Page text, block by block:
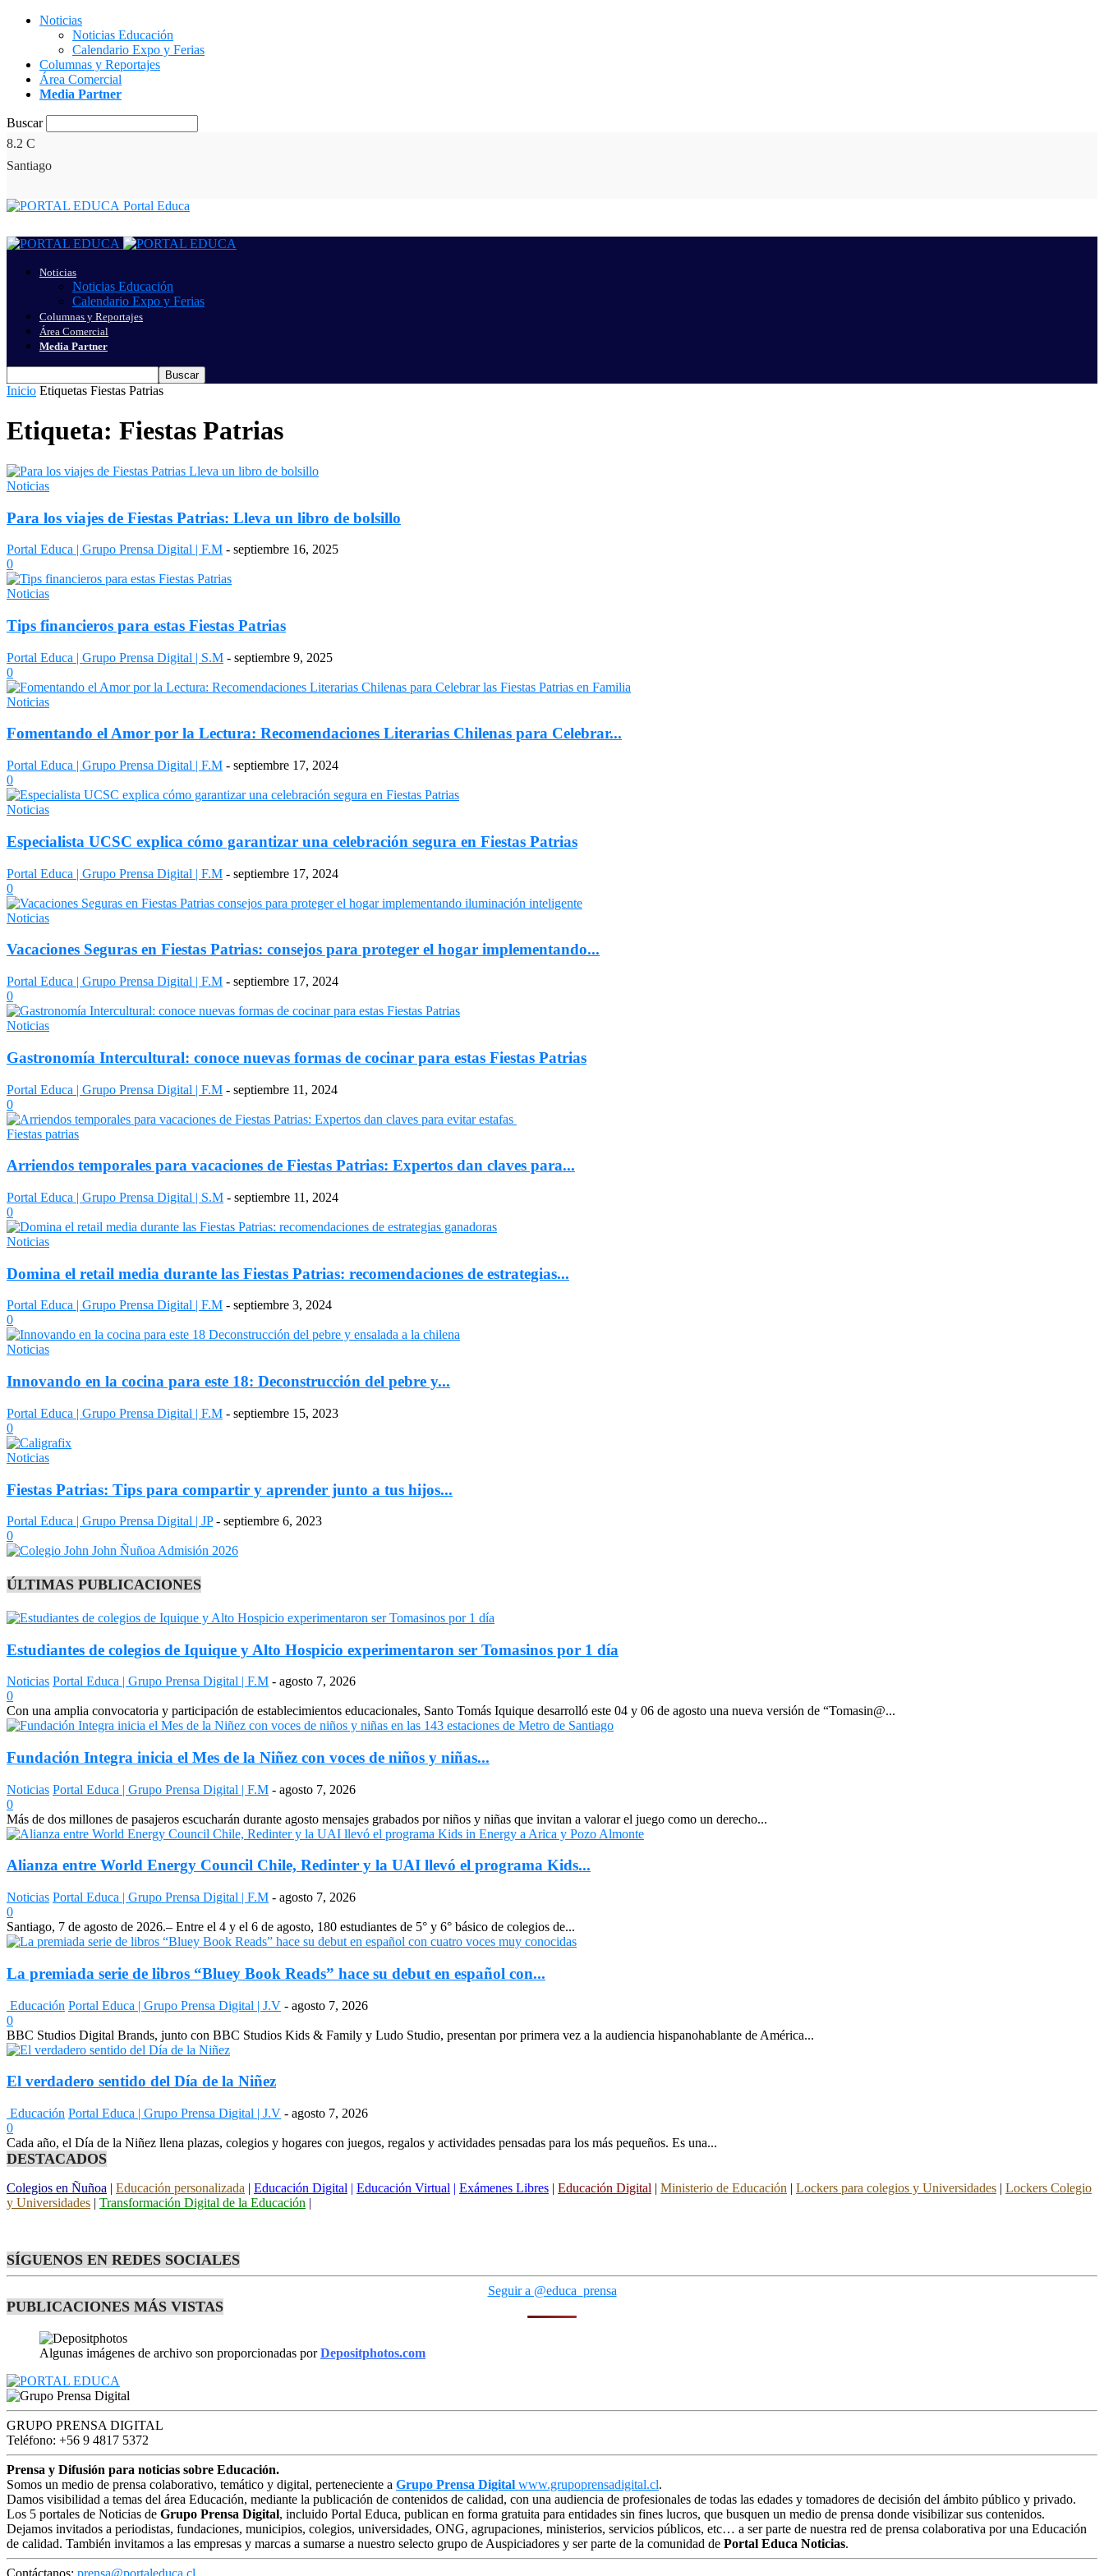
Noticias
Noticias Educación
Calendario Expo y Ferias
Columnas y Reportajes
Área Comercial
Media Partner
Buscar
8.2 C
Santiago
Portal Educa
Noticias
Noticias Educación
Calendario Expo y Ferias
Columnas y Reportajes
Área Comercial
Media Partner
Inicio Etiquetas Fiestas Patrias
Etiqueta: Fiestas Patrias
Noticias
Para los viajes de Fiestas Patrias: Lleva un libro de bolsillo
Portal Educa | Grupo Prensa Digital | F.M - septiembre 16, 2025
0
Noticias
Tips financieros para estas Fiestas Patrias
Portal Educa | Grupo Prensa Digital | S.M - septiembre 9, 2025
0
Noticias
Fomentando el Amor por la Lectura: Recomendaciones Literarias Chilenas para Celebrar...
Portal Educa | Grupo Prensa Digital | F.M - septiembre 17, 2024
0
Noticias
Especialista UCSC explica cómo garantizar una celebración segura en Fiestas Patrias
Portal Educa | Grupo Prensa Digital | F.M - septiembre 17, 2024
0
Noticias
Vacaciones Seguras en Fiestas Patrias: consejos para proteger el hogar implementando...
Portal Educa | Grupo Prensa Digital | F.M - septiembre 17, 2024
0
Noticias
Gastronomía Intercultural: conoce nuevas formas de cocinar para estas Fiestas Patrias
Portal Educa | Grupo Prensa Digital | F.M - septiembre 11, 2024
0
Fiestas patrias
Arriendos temporales para vacaciones de Fiestas Patrias: Expertos dan claves para...
Portal Educa | Grupo Prensa Digital | S.M - septiembre 11, 2024
0
Noticias
Domina el retail media durante las Fiestas Patrias: recomendaciones de estrategias...
Portal Educa | Grupo Prensa Digital | F.M - septiembre 3, 2024
0
Noticias
Innovando en la cocina para este 18: Deconstrucción del pebre y...
Portal Educa | Grupo Prensa Digital | F.M - septiembre 15, 2023
0
Noticias
Fiestas Patrias: Tips para compartir y aprender junto a tus hijos...
Portal Educa | Grupo Prensa Digital | JP - septiembre 6, 2023
0
ÚLTIMAS PUBLICACIONES
Estudiantes de colegios de Iquique y Alto Hospicio experimentaron ser Tomasinos por 1 día
Noticias Portal Educa | Grupo Prensa Digital | F.M - agosto 7, 2026
0
Con una amplia convocatoria y participación de establecimientos educacionales, Santo Tomás Iquique desarrolló este 04 y 06 de agosto una nueva versión de “Tomasin@...
Fundación Integra inicia el Mes de la Niñez con voces de niños y niñas...
Noticias Portal Educa | Grupo Prensa Digital | F.M - agosto 7, 2026
0
Más de dos millones de pasajeros escucharán durante agosto mensajes grabados por niños y niñas que invitan a valorar el juego como un derecho...
Alianza entre World Energy Council Chile, Redinter y la UAI llevó el programa Kids...
Noticias Portal Educa | Grupo Prensa Digital | F.M - agosto 7, 2026
0
Santiago, 7 de agosto de 2026.– Entre el 4 y el 6 de agosto, 180 estudiantes de 5° y 6° básico de colegios de...
La premiada serie de libros “Bluey Book Reads” hace su debut en español con...
Educación Portal Educa | Grupo Prensa Digital | J.V - agosto 7, 2026
0
BBC Studios Digital Brands, junto con BBC Studios Kids & Family y Ludo Studio, presentan por primera vez a la audiencia hispanohablante de América...
El verdadero sentido del Día de la Niñez
Educación Portal Educa | Grupo Prensa Digital | J.V - agosto 7, 2026
0
Cada año, el Día de la Niñez llena plazas, colegios y hogares con juegos, regalos y actividades pensadas para los más pequeños. Es una...
DESTACADOS
Colegios en Ñuñoa | Educación personalizada | Educación Digital | Educación Virtual | Exámenes Libres | Educación Digital | Ministerio de Educación | Lockers para colegios y Universidades | Lockers Colegio
y Universidades | Transformación Digital de la Educación |
SÍGUENOS EN REDES SOCIALES
Seguir a @educa_prensa
PUBLICACIONES MÁS VISTAS
Algunas imágenes de archivo son proporcionadas porDepositphotos.com
GRUPO PRENSA DIGITAL
Teléfono: +56 9 4817 5372
Prensa y Difusión para noticias sobre Educación.
Somos un medio de prensa colaborativo, temático y digital, perteneciente a Grupo Prensa Digital www.grupoprensadigital.cl.
Damos visibilidad a temas del área Educación, mediante la publicación de contenidos de calidad, con una audiencia de profesionales de todas las edades y tomadores de decisión del ámbito público y privado.
Los 5 portales de Noticias de Grupo Prensa Digital, incluido Portal Educa, publican en forma gratuita para entidades sin fines lucros, que busquen un medio de prensa donde visibilizar sus contenidos.
Dejamos invitados a periodistas, fundaciones, municipios, colegios, universidades, ONG, agrupaciones, ministerios, servicios públicos, etc… a ser parte de nuestra red de prensa colaborativa por una Educación
de calidad. También invitamos a las empresas y marcas a sumarse a nuestro selecto grupo de Auspiciadores y ser parte de la comunidad de Portal Educa Noticias.
Contáctanos: prensa@portaleduca.cl